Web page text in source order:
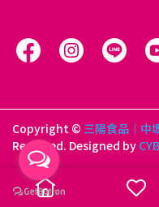
Copyright © 三陽食品｜中
Reserved. Designed by